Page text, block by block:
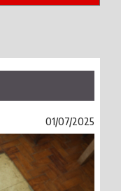
01/07/2025